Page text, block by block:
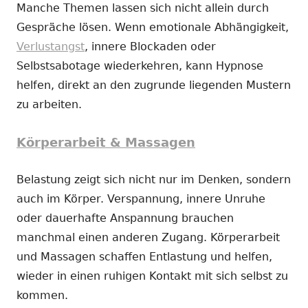
Manche Themen lassen sich nicht allein durch
Gespräche lösen. Wenn emotionale Abhängigkeit,
Verlustangst, innere Blockaden oder
Selbstsabotage wiederkehren, kann Hypnose
helfen, direkt an den zugrunde liegenden Mustern
zu arbeiten.
Körperarbeit & Massagen
Belastung zeigt sich nicht nur im Denken, sondern
auch im Körper. Verspannung, innere Unruhe
oder dauerhafte Anspannung brauchen
manchmal einen anderen Zugang. Körperarbeit
und Massagen schaffen Entlastung und helfen,
wieder in einen ruhigen Kontakt mit sich selbst zu
kommen.